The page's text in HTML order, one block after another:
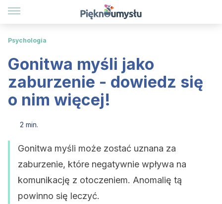
Psychologia
Gonitwa myśli jako
zaburzenie - dowiedz się
o nim więcej!
2 min.
Gonitwa myśli może zostać uznana za
zaburzenie, które negatywnie wpływa na
komunikację z otoczeniem. Anomalię tą
powinno się leczyć.